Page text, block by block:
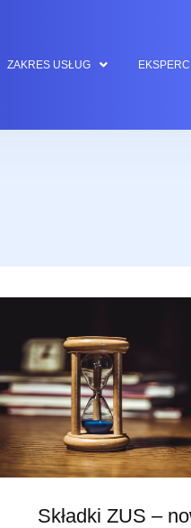
ZAKRES USŁUG EKSPERCI
Składki ZUS –